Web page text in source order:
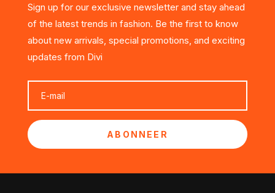
Sign up for our exclusive newsletter and stay ahead
of the latest trends in fashion. Be the first to know
about new arrivals, special promotions, and exciting
updates from Divi
ABONNEER